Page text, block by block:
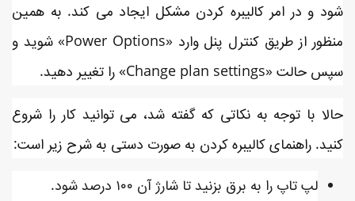
شود و در امر کالیبره کردن مشکل ایجاد می کند. به همین
منظور از طریق کنترل پنل وارد «Power Options» شوید و
سپس حالت «Change plan settings» را تغییر دهید.
حالا با توجه به نکاتی که گفته شد، می توانید کار را شروع
کنید. راهنمای کالیبره کردن به صورت دستی به شرح زیر است:
لپ تاپ را به برق بزنید تا شارژ آن ۱۰۰ درصد شود.